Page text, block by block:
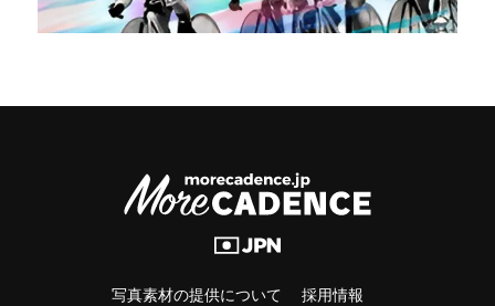
写真素材の提供について 採用情報